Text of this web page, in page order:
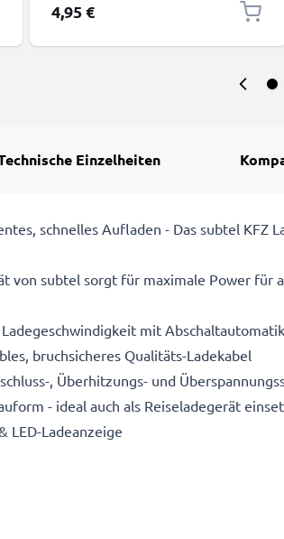
4,95 €
Einzelheiten
schnelles Aufladen - Das subtel KFZ
von subtel sorgt für maximale Power für
mit Abschaltautomatik
bruchsicheres Qualitäts-Ladekabel
, Überhitzungs- und
- ideal auch als Reiseladegerät
LED-Ladeanzeige